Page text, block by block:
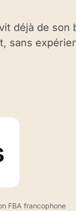
déjà de son
sans
FBA francophone